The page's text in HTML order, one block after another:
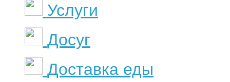
Услуги
Досуг
Доставка еды